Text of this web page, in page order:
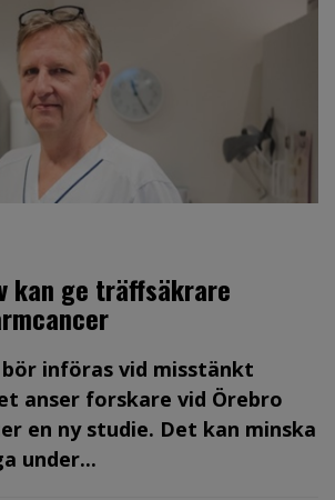
kan ge träffsäkrare
införas vid misstänkt
anser forskare vid Örebro
en ny studie. Det kan minska
under...